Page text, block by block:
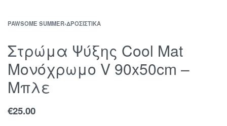
PAWSOME SUMMER›ΔΡΟΣΙΣΤΙΚΆ
Στρώμα Ψύξης Cool Mat
Μονόχρωμο V 90x50cm –
Μπλε
€25.00